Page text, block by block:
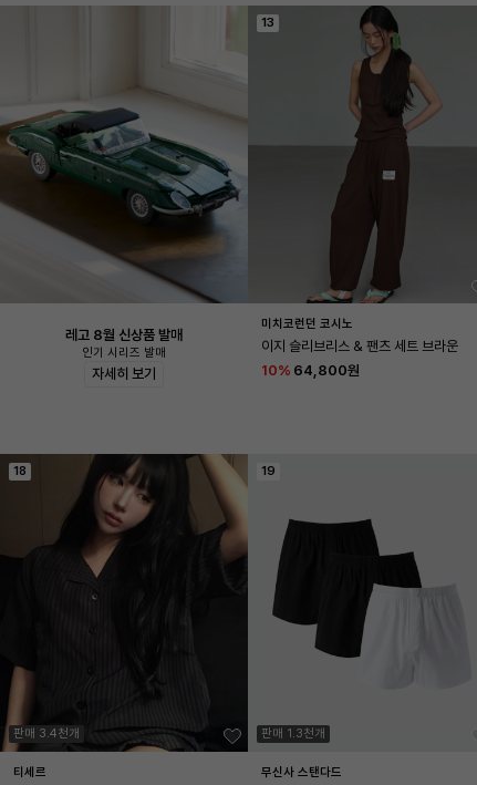
레고 8월 신상품 발매
인기 시리즈 발매
자세히 보기
13
미치코런던 코시노
이지 슬리브리스 & 팬츠 세트 브라운
10% 64,800원
18
판매 3.4천개
티세르
19
판매 1.3천개
무신사 스탠다드